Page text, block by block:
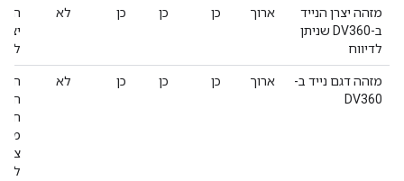
מזהה יצרן הנייד
ב-DV360 שניתן
לדיווח
ארוך כן כן כן לא
מזהה דגם נייד ב-
DV360
ארוך כן כן כן לא